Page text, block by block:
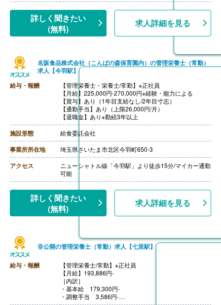
詳しく聞きたい
(無料)
求人詳細を見る
名阪食品株式会社（こんばの森保育園内）の管理栄養士（常勤）
求人【今羽駅】
給与・報酬
【管理栄養士・栄養士/常勤】※正社員
【月給】225,000円-270,000円※経験・能力による
【賞与】あり（1年目支給なし/2年目寸志）
【通勤手当】あり（上限26,000円/月）
【退職金】あり※勤続3年以上
施設形態 給食委託会社
事業所所在地 埼玉県さいたま市北区今羽町650-3
アクセス
ニューシャトル線「今羽駅」より徒歩15分/マイカー通勤
可能
詳しく聞きたい
(無料)
求人詳細を見る
非公開の管理栄養士（常勤）求人【七里駅】
給与・報酬
【管理栄養士/常勤】※正社員
【月給】193,886円-
［内訳］
・基本給 179,300円-
・調整手当 3,586円-